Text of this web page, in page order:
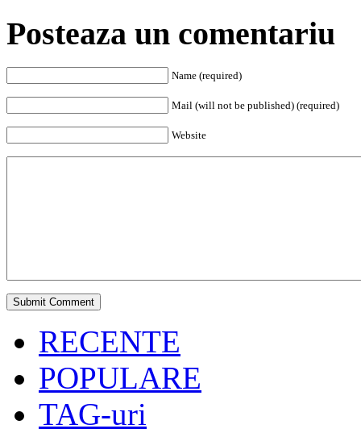
Posteaza un comentariu
Name (required)
Mail (will not be published) (required)
Website
RECENTE
POPULARE
TAG-uri